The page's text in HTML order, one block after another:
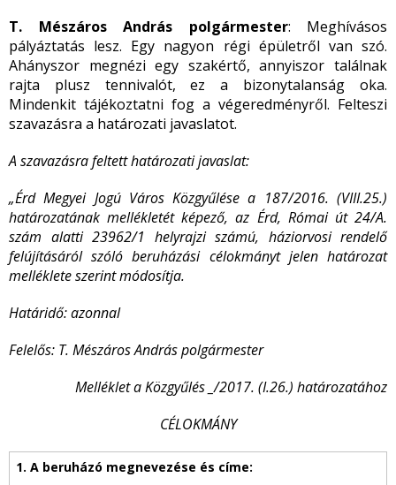
T. Mészáros András polgármester: Meghívásos
pályáztatás lesz. Egy nagyon régi épületről van szó.
Ahányszor megnézi egy szakértő, annyiszor találnak
rajta plusz tennivalót, ez a bizonytalanság oka.
Mindenkit tájékoztatni fog a végeredményről. Felteszi
szavazásra a határozati javaslatot.
A szavazásra feltett határozati javaslat:
„Érd Megyei Jogú Város Közgyűlése a 187/2016. (VIII.25.)
határozatának mellékletét képező, az Érd, Római út 24/A.
szám alatti 23962/1 helyrajzi számú, háziorvosi rendelő
felújításáról szóló beruházási célokmányt jelen határozat
melléklete szerint módosítja.
Határidő: azonnal
Felelős: T. Mészáros András polgármester
Melléklet a Közgyűlés _/2017. (I.26.) határozatához
CÉLOKMÁNY